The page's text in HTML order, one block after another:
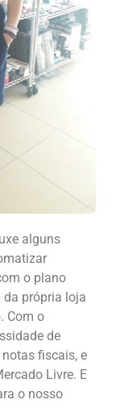
alguns
o plano
própria loja
Com o
de
fiscais, e
Livre. E
o nosso